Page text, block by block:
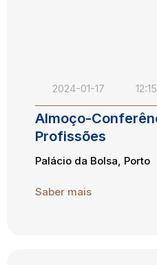
2024-01-17 12:15
Almoço-
Profissões
Palácio da Bolsa, Porto
Saber mais